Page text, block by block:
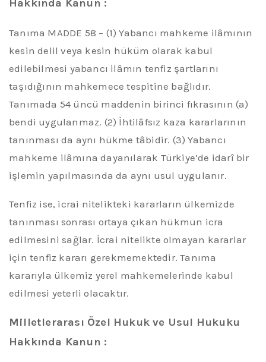
Hakkında Kanun :
Tanıma MADDE 58 – (1) Yabancı mahkeme ilâmının
kesin delil veya kesin hüküm olarak kabul
edilebilmesi yabancı ilâmın tenfiz şartlarını
taşıdığının mahkemece tespitine bağlıdır.
Tanımada 54 üncü maddenin birinci fıkrasının (a)
bendi uygulanmaz. (2) İhtilâfsız kaza kararlarının
tanınması da aynı hükme tâbidir. (3) Yabancı
mahkeme ilâmına dayanılarak Türkiye’de idarî bir
işlemin yapılmasında da aynı usul uygulanır.
Tenfiz ise, icrai nitelikteki kararların ülkemizde
tanınması sonrası ortaya çıkan hükmün icra
edilmesini sağlar. İcrai nitelikte olmayan kararlar
için tenfiz kararı gerekmemektedir. Tanıma
kararıyla ülkemiz yerel mahkemelerinde kabul
edilmesi yeterli olacaktır.
Milletlerarası Özel Hukuk ve Usul Hukuku
Hakkında Kanun :